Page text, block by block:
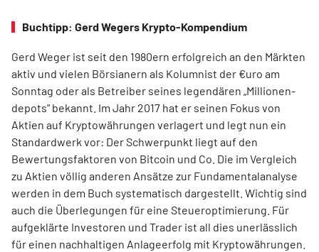
Buchtipp: Gerd Wegers Krypto-Kompendium
Gerd Weger ist seit den 1980ern erfolgreich an den Märkten
aktiv und vielen Börsianern als Kolumnist der €uro am
Sonntag oder als Betreiber seines legendären „Millionen­
depots“ bekannt. Im Jahr 2017 hat er seinen Fokus von
Aktien auf Kryptowährungen verlagert und legt nun ein
Standardwerk vor: Der Schwerpunkt liegt auf den
Bewertungsfaktoren von Bitcoin und Co. Die im Ver­gleich
zu Aktien völlig anderen Ansätze zur Fundamentalanalyse
werden in dem Buch systematisch dargestellt. Wichtig sind
auch die Überlegungen für eine Steueroptimierung. Für
aufgeklärte Investoren und Trader ist all dies unerlässlich
für einen nachhaltigen Anlageerfolg mit Kryptowährungen.